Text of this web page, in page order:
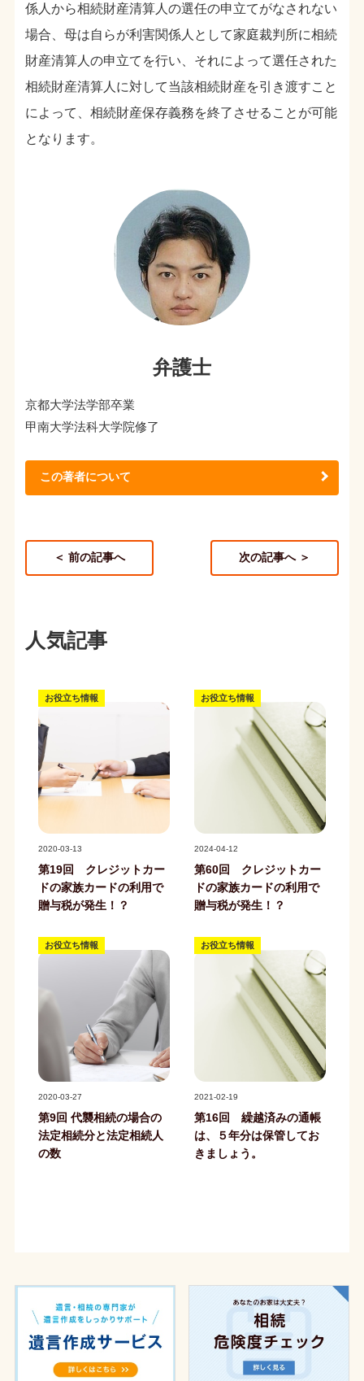
係人から相続財産清算人の選任の申立てがなされない
場合、母は自らが利害関係人として家庭裁判所に相続
財産清算人の申立てを行い、それによって選任された
相続財産清算人に対して当該相続財産を引き渡すこと
によって、相続財産保存義務を終了させることが可能
となります。
弁護士
京都大学法学部卒業
甲南大学法科大学院修了
この著者について
＜ 前の記事へ 次の記事へ ＞
人気記事
お役立ち情報
2020-03-13
第19回 クレジットカー
ドの家族カードの利用で
贈与税が発生！？
お役立ち情報
2024-04-12
第60回 クレジットカー
ドの家族カードの利用で
贈与税が発生！？
お役立ち情報
2020-03-27
第9回 代襲相続の場合の
法定相続分と法定相続人
の数
お役立ち情報
2021-02-19
第16回 繰越済みの通帳
は、５年分は保管してお
きましょう。